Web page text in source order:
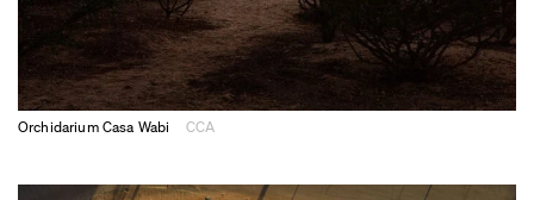
Orchidarium Casa Wabi CCA